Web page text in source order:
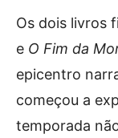
Os dois livros
e O Fim da
epicentro
começou a
temporada